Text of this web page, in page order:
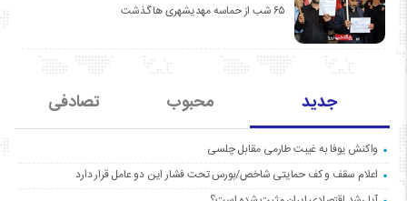
۶۵ شب از حماسه مهدیشهری ها گذشت
جدید محبوب تصادفی
واکنش یوفا به غیبت طارمی مقابل چلسی
اعلام سقف و کف حمایتی شاخص/بورس تحت فشار این دو عامل قرار دارد